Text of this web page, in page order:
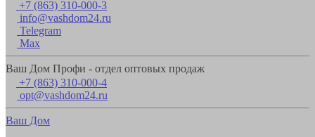
+7 (863) 310-000-3
info@vashdom24.ru
Telegram
Max
Ваш Дом Профи - отдел оптовых продаж
+7 (863) 310-000-4
opt@vashdom24.ru
Ваш Дом